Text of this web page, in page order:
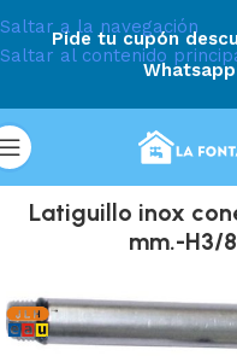
Saltar a la navegación
Saltar al contenido
Pide tu cupón
Whatsapp
Latiguillo inox
mm.-H3/